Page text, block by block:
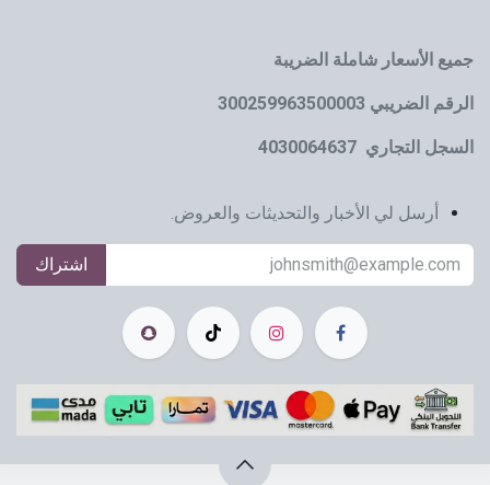
جميع الأسعار شاملة الضريبة
الرقم الضريبي 300259963500003
السجل التجاري 4030064637
أرسل لي الأخبار والتحديثات والعروض.
اشتراك